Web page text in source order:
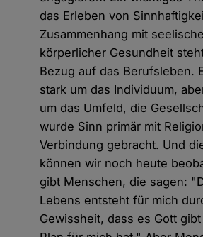
das Erleben von
Zusammenhang mit
körperlicher Gesundheit
Bezug auf das Berufsleben.
stark um das Individuum,
um das Umfeld, die
wurde Sinn primär mit
Verbindung gebracht. Und
können wir noch heute
gibt Menschen, die sagen:
Lebens entsteht für mich
Gewissheit, dass es Gott